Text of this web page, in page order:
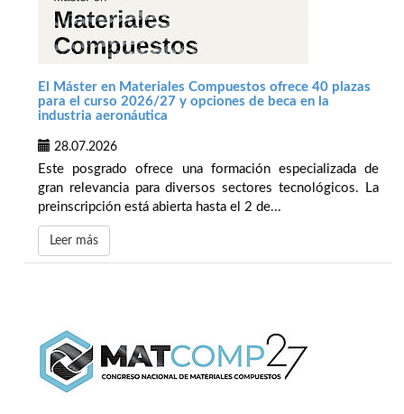
El Máster en Materiales Compuestos ofrece 40 plazas
para el curso 2026/27 y opciones de beca en la
industria aeronáutica
28.07.2026
Este posgrado ofrece una formación especializada de
gran relevancia para diversos sectores tecnológicos. La
preinscripción está abierta hasta el 2 de...
Leer más